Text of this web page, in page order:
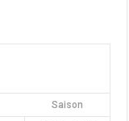
Saison